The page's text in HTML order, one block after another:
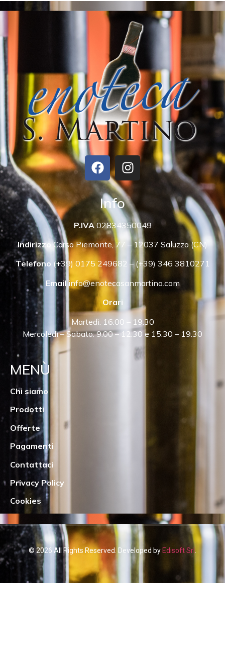
Info
P.IVA02834350049
IndirizzoCorso Piemonte, 77 – 12037 Saluzzo (CN)
Telefono (+39) 0175 249682 – (+39) 346 3810271
Email info@enotecasanmartino.com
Orari
Martedì: 16.00 – 19.30
Mercoledì – Sabato: 9.00 – 12.30 e 15.30 – 19.30
MENÙ
Chi siamo
Prodotti
Offerte
Pagamenti
Contattaci
Privacy Policy
Cookies
© 2026 All Rights Reserved. Developed by Edisoft Srl